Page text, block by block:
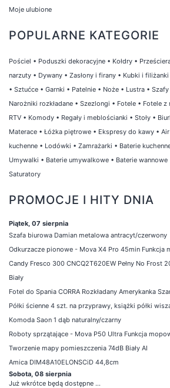
Moje ulubione
POPULARNE KATEGORIE
Pościel • Poduszki dekoracyjne • Kołdry •
narzuty • Dywany • Zasłony i firany • Kubki i filiżanki
• Sztućce • Garnki • Patelnie • Noże • Lustra • Szafy
Narożniki rozkładane • Szezlongi • Fotele • Fotele z
RTV • Komody • Regały i meblościanki • Stoły •
Materace • Łóżka piętrowe • Ekspresy do kawy •
kuchenne • Lodówki • Zamrażarki • Baterie
Umywalki • Baterie umywalkowe • Baterie wannowe
Saturatory
PROMOCJE I HITY DNIA
Piątek, 07 sierpnia
Szafa biurowa Damian metalowa antracyt/czerwony
Odkurzacze pionowe - Mova X4 Pro 45min Funkcja
Candy Fresco 300 CNCQ2T620EW Pełny No Frost
Biały
Fotel do Spania CORRA Rozkładany Amerykanka
Półki ścienne 4 szt. na przyprawy, książki półki
Komoda Saon 1 dąb naturalny/czarny
Roboty sprzątające - Mova P50 Ultra Funkcja
Tworzenie mapy pomieszczenia 74dB Biały AI
Amica DIM48A10ELONSCiD 44,8cm
Sobota, 08 sierpnia
Już wkrótce będą dostępne ...